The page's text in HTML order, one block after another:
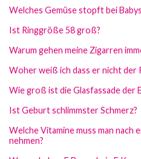
Welches Gemüse stopft bei
Ist Ringgröße 58 groß?
Warum gehen meine Zigarren
Woher weiß ich dass er nicht der
Wie groß ist die Glasfassade der
Ist Geburt schlimmster Schmerz?
Welche Vitamine muss man nach
nehmen?